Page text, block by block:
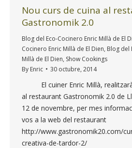
Nou curs de cuina al
Gastronomik 2.0
Blog del Eco-Cocinero Enric Millà de El
Cocinero Enric Millà de El Dien, Blog del
Millà de El Dien, Show Cookings
By Enric 30 octubre, 2014
El cuiner Enric Millà, realitzarà
al restaurant Gastronomik 2.0 de
12 de novembre, per mes
vos a la web del restaurant
http://www.gastronomik20.com/
creativa-de-tardor-2/